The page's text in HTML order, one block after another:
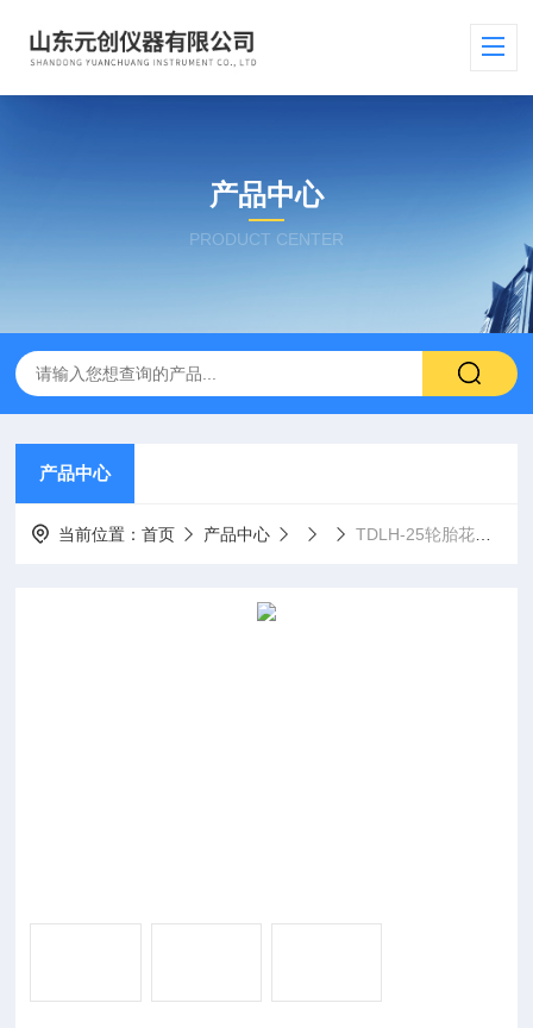
产品中心
PRODUCT CENTER
产品中心
当前位置：首页 产品中心 TDLH-25轮胎花纹深度计